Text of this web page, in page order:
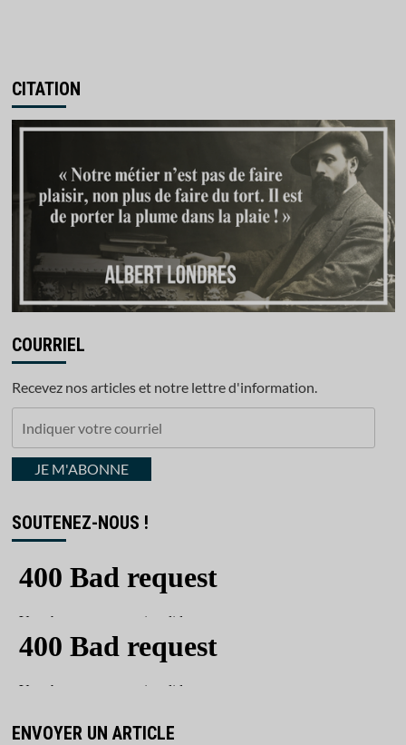
CITATION
COURRIEL
Recevez nos articles et notre lettre d'information.
courrielJE M'ABONNE
SOUTENEZ-NOUS !
ENVOYER UN ARTICLE